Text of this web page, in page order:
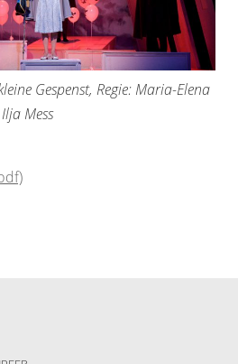
Gespenst, Regie: Maria-Elena
Mess